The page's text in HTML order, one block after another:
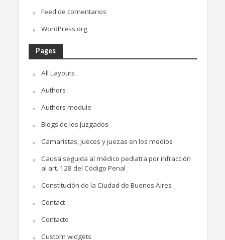
Feed de comentarios
WordPress.org
Pages
All Layouts
Authors
Authors module
Blogs de los Juzgados
Camaristas, jueces y juezas en los medios
Causa seguida al médico pediatra por infracción
al art. 128 del Código Penal
Constitución de la Ciudad de Buenos Aires
Contact
Contacto
Custom widgets